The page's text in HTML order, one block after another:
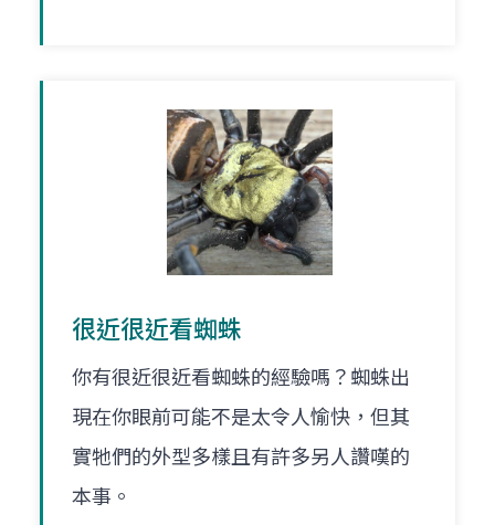
很近很近看蜘蛛
你有很近很近看蜘蛛的經驗嗎？蜘蛛出
現在你眼前可能不是太令人愉快，但其
實牠們的外型多樣且有許多另人讚嘆的
本事。